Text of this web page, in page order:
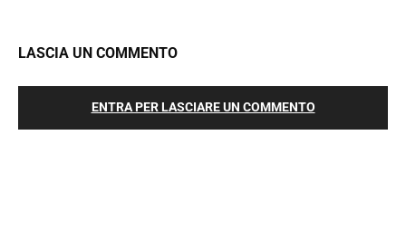
LASCIA UN COMMENTO
ENTRA PER LASCIARE UN COMMENTO